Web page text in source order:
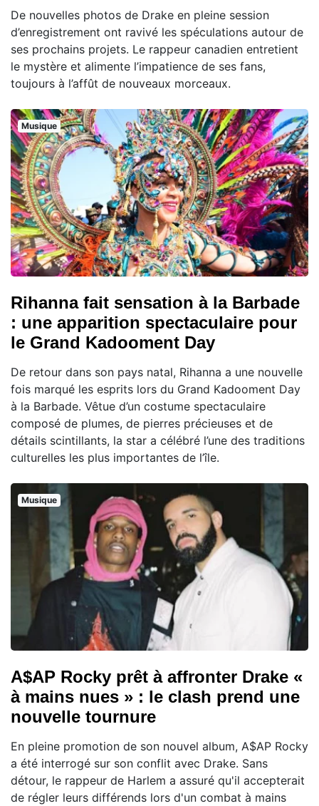
De nouvelles photos de Drake en pleine session
d’enregistrement ont ravivé les spéculations autour de
ses prochains projets. Le rappeur canadien entretient
le mystère et alimente l’impatience de ses fans,
toujours à l’affût de nouveaux morceaux.
Musique
Rihanna fait sensation à la Barbade
: une apparition spectaculaire pour
le Grand Kadooment Day
De retour dans son pays natal, Rihanna a une nouvelle
fois marqué les esprits lors du Grand Kadooment Day
à la Barbade. Vêtue d’un costume spectaculaire
composé de plumes, de pierres précieuses et de
détails scintillants, la star a célébré l’une des traditions
culturelles les plus importantes de l’île.
Musique
A$AP Rocky prêt à affronter Drake «
à mains nues » : le clash prend une
nouvelle tournure
En pleine promotion de son nouvel album, A$AP Rocky
a été interrogé sur son conflit avec Drake. Sans
détour, le rappeur de Harlem a assuré qu'il accepterait
de régler leurs différends lors d'un combat à mains